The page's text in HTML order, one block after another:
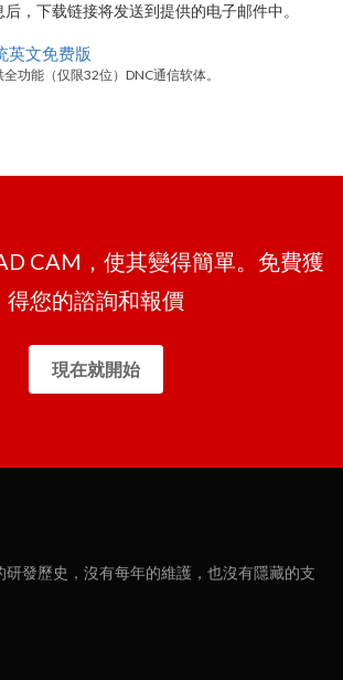
，下载链接将发送到提供的电子邮件中。
英文免费版
功能（仅限32位）DNC通信软体。
CAM，使其變得簡單。免費獲
得您的諮詢和報價
現在就開始
發歷史，沒有每年的維護，也沒有隱藏的支